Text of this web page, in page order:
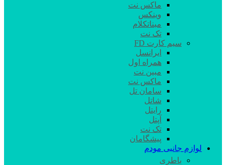
ماکس نت
وینکس
مبناتکلام
تک نت
سیم کارت FD
ایرانسل
همراه اول
مبین نت
ماکس نت
سامان تل
شاتل
رایتل
آپتل
تک نت
پیشگامان
لوازم جانبی مودم
باطری